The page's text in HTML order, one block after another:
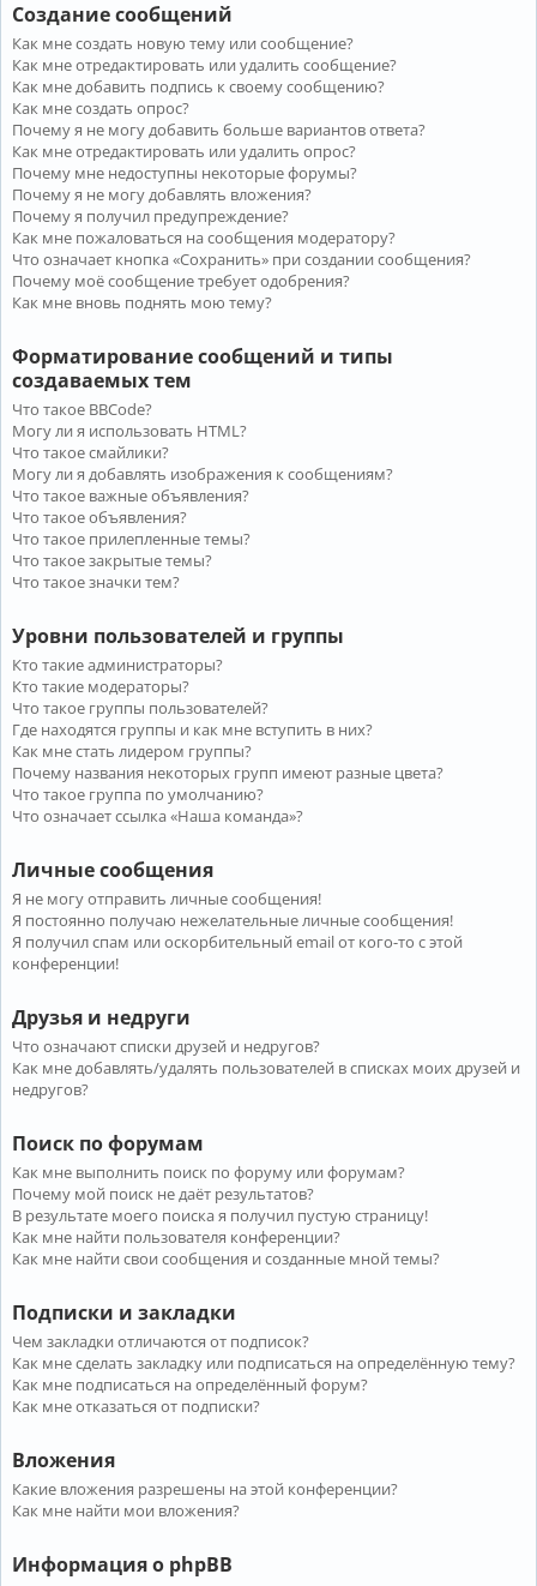
Создание сообщений
Как мне создать новую тему или сообщение?
Как мне отредактировать или удалить сообщение?
Как мне добавить подпись к своему сообщению?
Как мне создать опрос?
Почему я не могу добавить больше вариантов ответа?
Как мне отредактировать или удалить опрос?
Почему мне недоступны некоторые форумы?
Почему я не могу добавлять вложения?
Почему я получил предупреждение?
Как мне пожаловаться на сообщения модератору?
Что означает кнопка «Сохранить» при создании сообщения?
Почему моё сообщение требует одобрения?
Как мне вновь поднять мою тему?
Форматирование сообщений и типы
создаваемых тем
Что такое BBCode?
Могу ли я использовать HTML?
Что такое смайлики?
Могу ли я добавлять изображения к сообщениям?
Что такое важные объявления?
Что такое объявления?
Что такое прилепленные темы?
Что такое закрытые темы?
Что такое значки тем?
Уровни пользователей и группы
Кто такие администраторы?
Кто такие модераторы?
Что такое группы пользователей?
Где находятся группы и как мне вступить в них?
Как мне стать лидером группы?
Почему названия некоторых групп имеют разные цвета?
Что такое группа по умолчанию?
Что означает ссылка «Наша команда»?
Личные сообщения
Я не могу отправить личные сообщения!
Я постоянно получаю нежелательные личные сообщения!
Я получил спам или оскорбительный email от кого-то с этой
конференции!
Друзья и недруги
Что означают списки друзей и недругов?
Как мне добавлять/удалять пользователей в списках моих друзей и
недругов?
Поиск по форумам
Как мне выполнить поиск по форуму или форумам?
Почему мой поиск не даёт результатов?
В результате моего поиска я получил пустую страницу!
Как мне найти пользователя конференции?
Как мне найти свои сообщения и созданные мной темы?
Подписки и закладки
Чем закладки отличаются от подписок?
Как мне сделать закладку или подписаться на определённую тему?
Как мне подписаться на определённый форум?
Как мне отказаться от подписки?
Вложения
Какие вложения разрешены на этой конференции?
Как мне найти мои вложения?
Информация о phpBB